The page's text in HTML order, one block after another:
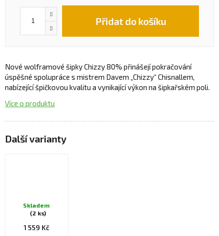
Přidat do košíku
Nové wolframové šipky Chizzy 80% přinášejí pokračování
úspěšné spolupráce s mistrem Davem „Chizzy“ Chisnallem,
nabízející špičkovou kvalitu a vynikající výkon na šipkařském poli.
Více o produktu
Skladem
(2 ks)
1 559 Kč